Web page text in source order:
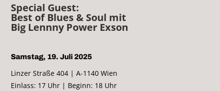
Special Guest:
Best of Blues & Soul mit
Big Lennny Power Exson
Samstag, 19. Juli 2025
Linzer Straße 404 | A-1140 Wien
Einlass: 17 Uhr | Beginn: 18 Uhr